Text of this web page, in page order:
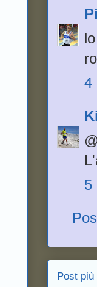
4
5
Post più